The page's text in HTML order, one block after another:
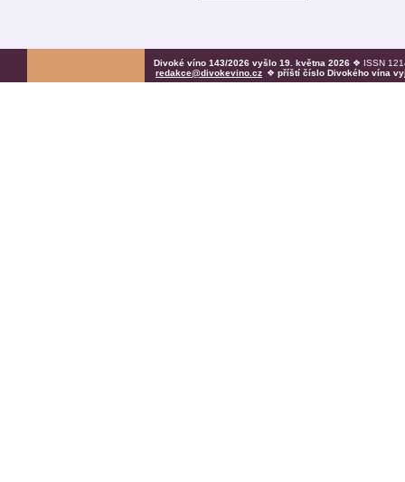
Divoké víno 143/2026 vyšlo 19. května 2026 ❖ ISSN
redakce@divokevino.cz ❖ příští číslo Divokého vína